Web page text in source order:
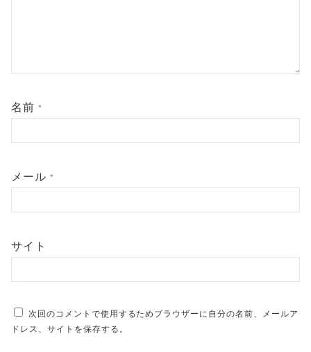
名前 *
メール *
サイト
次回のコメントで使用するためブラウザーに自分の名前、メールア
ドレス、サイトを保存する。